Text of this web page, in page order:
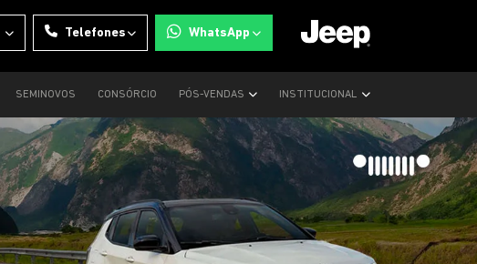
Telefones WhatsApp
SEMINOVOS CONSÓRCIO PÓS-VENDAS INSTITUCIONAL